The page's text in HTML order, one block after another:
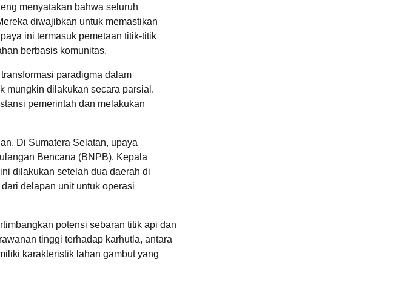
menyatakan bahwa seluruh
diwajibkan untuk memastikan
ini termasuk pemetaan titik-titik
berbasis komunitas.
paradigma dalam
mungkin dilakukan secara parsial.
pemerintah dan melakukan
Di Sumatera Selatan, upaya
Bencana (BNPB). Kepala
dilakukan setelah dua daerah di
delapan unit untuk operasi
potensi sebaran titik api dan
tinggi terhadap karhutla, antara
karakteristik lahan gambut yang